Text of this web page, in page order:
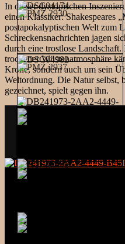
In dieser dystopischen
einen Klassiker: Shakespeares
postapokalyptischen Welt zum
Schreckensnachrichten jagen
durch eine trostlose
trockener Wüstenatmosphäre
Krone, sondern auch um sein
Weltordnung. Die Natur selbst,
gezeichnet, spielt gegen ihn.